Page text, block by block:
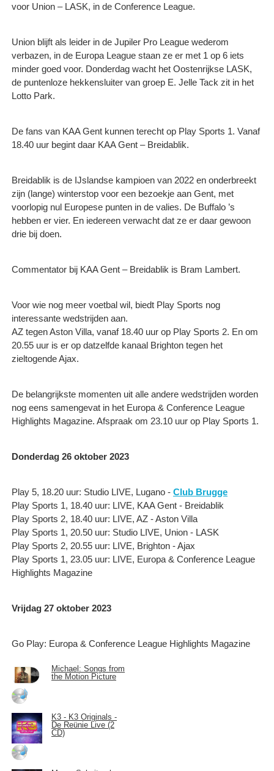
voor Union – LASK, in de Conference League.
Union blijft als leider in de Jupiler Pro League wederom
verbazen, in de Europa League staan ze er met 1 op 6 iets
minder goed voor. Donderdag wacht het Oostenrijkse LASK,
de puntenloze hekkensluiter van groep E. Jelle Tack zit in het
Lotto Park.
De fans van KAA Gent kunnen terecht op Play Sports 1. Vanaf
18.40 uur begint daar KAA Gent – Breidablik.
Breidablik is de IJslandse kampioen van 2022 en onderbreekt
zijn (lange) winterstop voor een bezoekje aan Gent, met
voorlopig nul Europese punten in de valies. De Buffalo ’s
hebben er vier. En iedereen verwacht dat ze er daar gewoon
drie bij doen.
Commentator bij KAA Gent – Breidablik is Bram Lambert.
Voor wie nog meer voetbal wil, biedt Play Sports nog
interessante wedstrijden aan.
​AZ tegen Aston Villa, vanaf 18.40 uur op Play Sports 2. En om
20.55 uur is er op datzelfde kanaal Brighton tegen het
zieltogende Ajax.
De belangrijkste momenten uit alle andere wedstrijden worden
nog eens samengevat in het Europa & Conference League
Highlights Magazine. Afspraak om 23.10 uur op Play Sports 1.
Donderdag 26 oktober 2023
Play 5, 18.20 uur: Studio LIVE, Lugano - Club Brugge
Play Sports 1, 18.40 uur: LIVE, KAA Gent - Breidablik
Play Sports 2, 18.40 uur: LIVE, AZ - Aston Villa
Play Sports 1, 20.50 uur: Studio LIVE, Union - LASK
Play Sports 2, 20.55 uur: LIVE, Brighton - Ajax
Play Sports 1, 23.05 uur: LIVE, Europa & Conference League
Highlights Magazine
Vrijdag 27 oktober 2023
Go Play: Europa & Conference League Highlights Magazine
Michael: Songs from
the Motion Picture
K3 - K3 Originals -
De Reünie Live (2
CD)